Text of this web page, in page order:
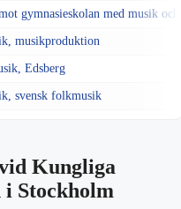
gymnasieskolan med musik
musikproduktion
Edsberg
svensk folkmusik
Kungliga
Stockholm